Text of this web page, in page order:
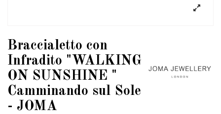
Braccialetto con
Infradito "WALKING
ON SUNSHINE "
Camminando sul Sole
- JOMA